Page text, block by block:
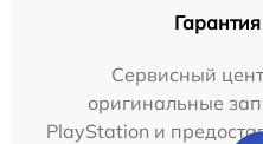
Сервисный
оригинальные
PlayStation и